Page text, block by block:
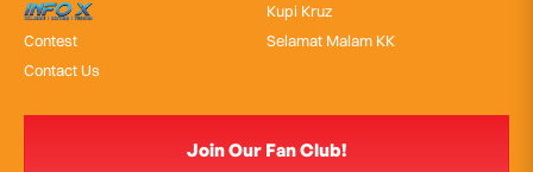
InfoX
Contest
Contact Us
Kupi Kruz
Selamat Malam KK
Join Our Fan Club!